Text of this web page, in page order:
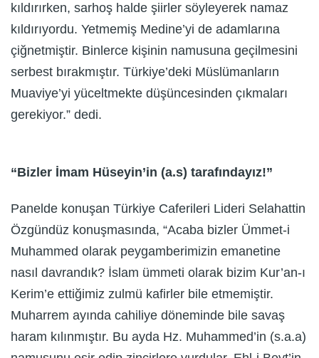
kıldırırken, sarhoş halde şiirler söyleyerek namaz
kıldırıyordu. Yetmemiş Medine’yi de adamlarına
çiğnetmiştir. Binlerce kişinin namusuna geçilmesini
serbest bırakmıştır. Türkiye’deki Müslümanların
Muaviye’yi yüceltmekte düşüncesinden çıkmaları
gerekiyor.” dedi.
“Bizler İmam Hüseyin’in (a.s) tarafındayız!”
Panelde konuşan Türkiye Caferileri Lideri Selahattin
Özgündüz konuşmasında, “Acaba bizler Ümmet-i
Muhammed olarak peygamberimizin emanetine
nasıl davrandık? İslam ümmeti olarak bizim Kur’an-ı
Kerim’e ettiğimiz zulmü kafirler bile etmemiştir.
Muharrem ayında cahiliye döneminde bile savaş
haram kılınmıştır. Bu ayda Hz. Muhammed’in (s.a.a)